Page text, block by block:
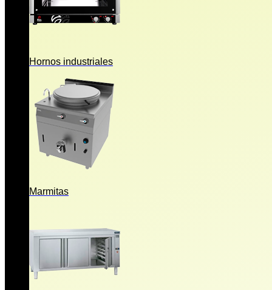
Hornos industriales
Marmitas